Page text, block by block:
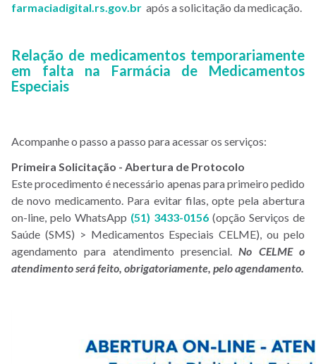
farmaciadigital.rs.gov.br após a solicitação da medicação.
Relação de medicamentos temporariamente
em falta na Farmácia de Medicamentos
Especiais
Acompanhe o passo a passo para acessar os serviços:
Primeira Solicitação - Abertura de Protocolo
Este procedimento é necessário apenas para primeiro pedido
de novo medicamento. Para evitar filas, opte pela abertura
on-line, pelo WhatsApp (51) 3433-0156 (opção Serviços de
Saúde (SMS) > Medicamentos Especiais CELME), ou pelo
agendamento para atendimento presencial.No CELME o
atendimento será feito, obrigatoriamente, pelo agendamento.